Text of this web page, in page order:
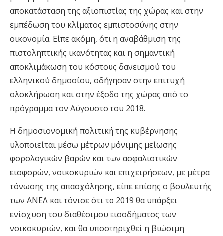
αποκατάσταση της αξιοπιστίας της χώρας και στην
εμπέδωση του κλίματος εμπιστοσύνης στην
οικονομία. Είπε ακόμη, ότι η αναβάθμιση της
πιστοληπτικής ικανότητας και η σημαντική
αποκλιμάκωση του κόστους δανεισμού του
ελληνικού δημοσίου, οδήγησαν στην επιτυχή
ολοκλήρωση και στην έξοδο της χώρας από το
πρόγραμμα τον Αύγουστο του 2018.
Η δημοσιονομική πολιτική της κυβέρνησης
υλοποιείται μέσω μέτρων μόνιμης μείωσης
φορολογικών βαρών και των ασφαλιστικών
εισφορών, νοικοκυριών και επιχειρήσεων, με μέτρα
τόνωσης της απασχόλησης, είπε επίσης ο βουλευτής
των ΑΝΕΛ και τόνισε ότι το 2019 θα υπάρξει
ενίσχυση του διαθέσιμου εισοδήματος των
νοικοκυριών, και θα υποστηριχθεί η βιώσιμη